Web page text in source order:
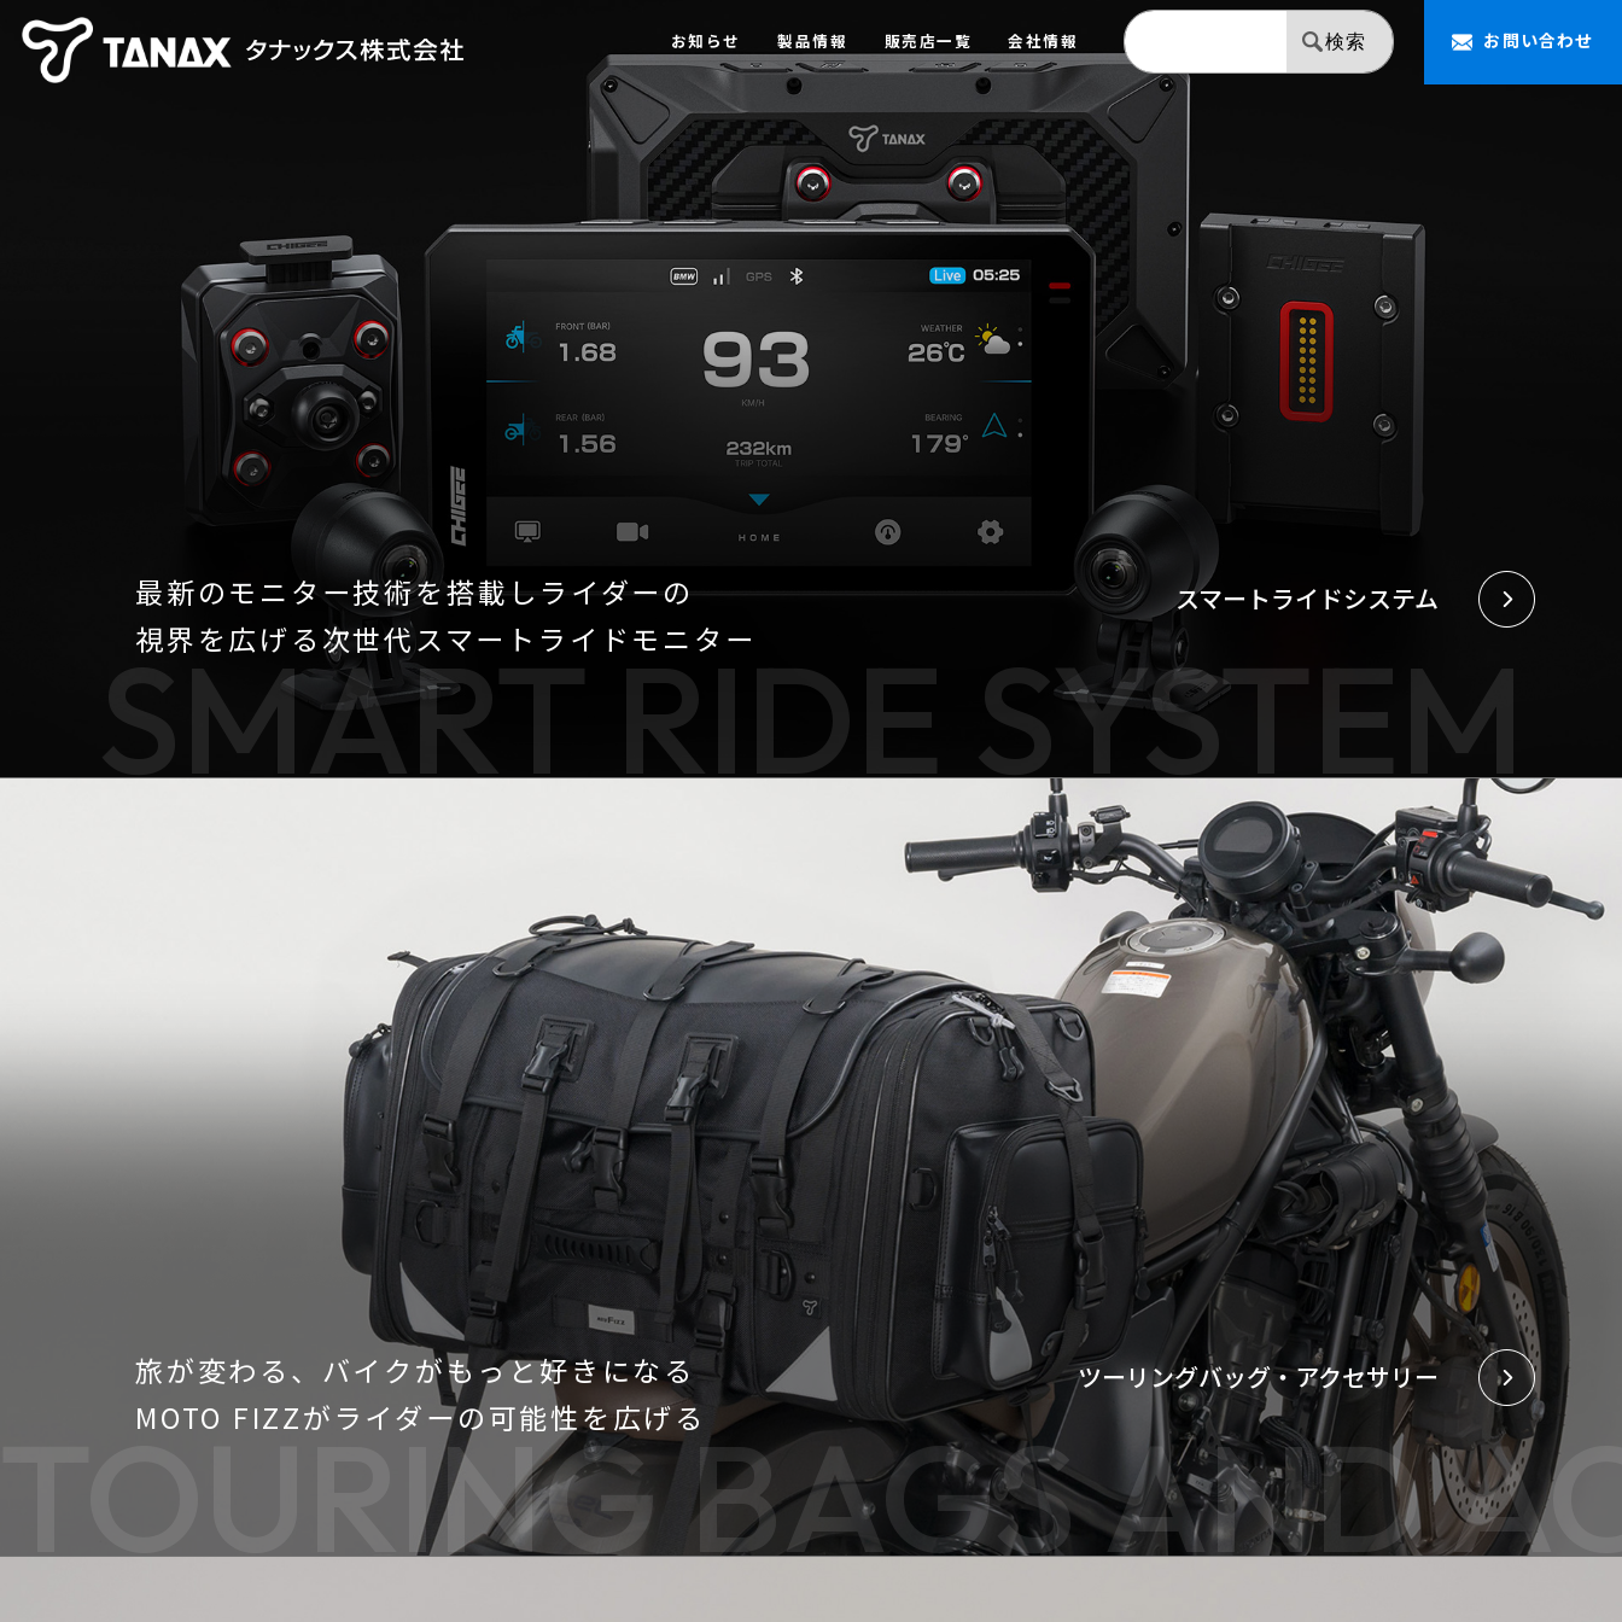
お知らせ 製品情報 販売店一覧 会社情報 検索 お問い合わせ
【TANAX×CHIGEE】 スマートライドシステム 【MOTOFIZZ】 ツーリングバッグ・アクセサリー
【PITGEAR】 クリーニング・メンテンナンス用品 【Callsight】 カー用品 【VELOGARAGE】 自転車用品
最新のモニター技術を搭載しライダーの
視界を広げる次世代スマートライドモニター
スマートライドシステム
SMART RIDE SYSTEM
旅が変わる、バイクがもっと好きになる
MOTO FIZZがライダーの可能性を広げる
ツーリングバッグ・アクセサリー
TOURING BAGS AND